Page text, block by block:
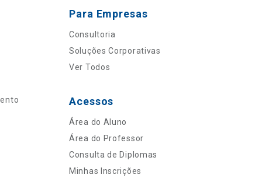
Para Empresas
Consultoria
Soluções Corporativas
Ver Todos
Acessos
Área do Aluno
Área do Professor
Consulta de Diplomas
Minhas Inscrições